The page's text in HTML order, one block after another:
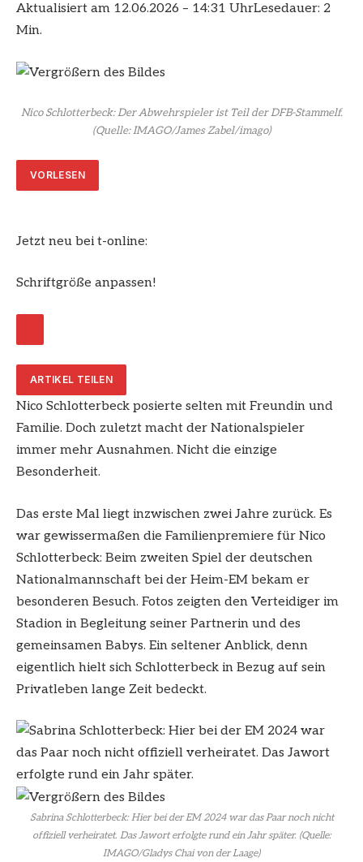
Aktualisiert am 12.06.2026 – 14:31 UhrLesedauer: 2
Min.
Nico Schlotterbeck: Der Abwehrspieler ist Teil der DFB-Stammelf.
(Quelle: IMAGO/James Zabel/imago)
VORLESEN
Jetzt neu bei t-online:
Schriftgröße anpassen!
ARTIKEL TEILEN
Nico Schlotterbeck posierte selten mit Freundin und
Familie. Doch zuletzt macht der Nationalspieler
immer mehr Ausnahmen. Nicht die einzige
Besonderheit.
Das erste Mal liegt inzwischen zwei Jahre zurück. Es
war gewissermaßen die Familienpremiere für Nico
Schlotterbeck: Beim zweiten Spiel der deutschen
Nationalmannschaft bei der Heim-EM bekam er
besonderen Besuch. Fotos zeigten den Verteidiger im
Stadion in Begleitung seiner Partnerin und des
gemeinsamen Babys. Ein seltener Anblick, denn
eigentlich hielt sich Schlotterbeck in Bezug auf sein
Privatleben lange Zeit bedeckt.
Sabrina Schlotterbeck: Hier bei der EM 2024 war das Paar noch nicht
offiziell verheiratet. Das Jawort erfolgte rund ein Jahr später. (Quelle:
IMAGO/Gladys Chai von der Laage)